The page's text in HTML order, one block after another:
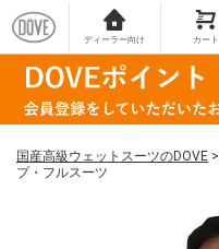
ディーラー向け カート
国産高級ウェットスーツのDOVE >
プ・フルスーツ